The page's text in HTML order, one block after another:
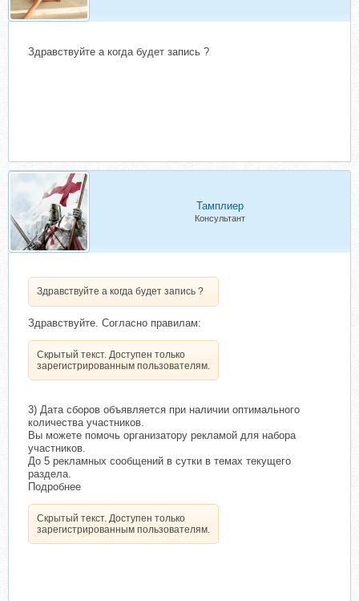
Здравствуйте а когда будет запись ?
Тамплиер
Консультант
Здравствуйте а когда будет запись ?
Здравствуйте. Согласно правилам:
Скрытый текст. Доступен только
зарегистрированным пользователям.
3) Дата сборов объявляется при наличии оптимального
количества участников.
Вы можете помочь организатору рекламой для набора
участников.
До 5 рекламных сообщений в сутки в темах текущего
раздела.
Подробнее
Скрытый текст. Доступен только
зарегистрированным пользователям.